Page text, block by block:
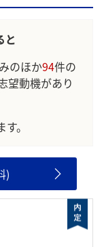
と
のほか94件の
望動機があり
。
)